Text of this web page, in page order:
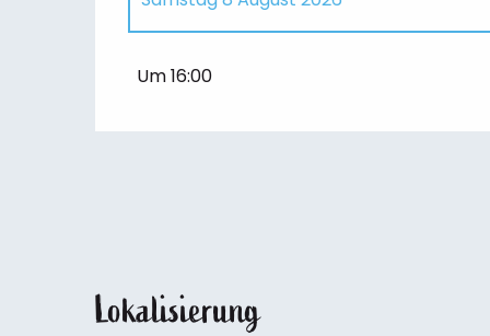
vom24 Juli 2026
vom31 Juli 2026bis zum1 August 2026
Um 16:00
Lokalisierung